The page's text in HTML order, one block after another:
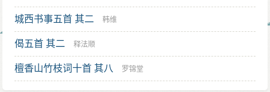
城西书事五首 其二 韩维
偈五首 其二 释法顺
檀香山竹枝词十首 其八 罗锦堂